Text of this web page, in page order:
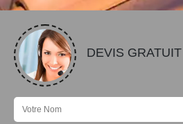
DEVIS GRATUIT